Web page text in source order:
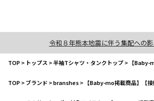
令和８年熊本地震に伴う集配への
TOP> トップス >半袖Tシャツ・タンクトップ> 【Baby-mo掲載商
TOP>ブランド >branshes> 【Baby-mo掲載商品】【接触冷感／ア